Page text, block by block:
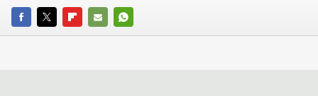
FACEBOOK
TWITTERFLIPBOARD
E-
WHATSAPP